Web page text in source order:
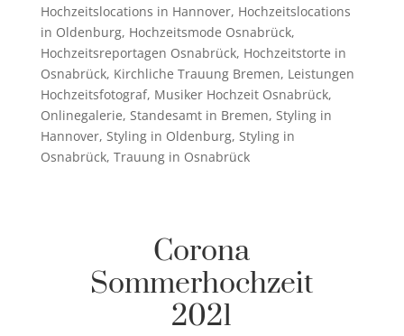
Hochzeitslocations in Hannover, Hochzeitslocations
in Oldenburg, Hochzeitsmode Osnabrück,
Hochzeitsreportagen Osnabrück, Hochzeitstorte in
Osnabrück, Kirchliche Trauung Bremen, Leistungen
Hochzeitsfotograf, Musiker Hochzeit Osnabrück,
Onlinegalerie, Standesamt in Bremen, Styling in
Hannover, Styling in Oldenburg, Styling in
Osnabrück, Trauung in Osnabrück
Corona
Sommerhochzeit
2021